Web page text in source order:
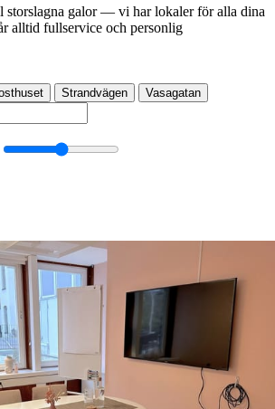
storslagna galor — vi har lokaler för alla dina
alltid fullservice och personlig
Strandvägen Vasagatan